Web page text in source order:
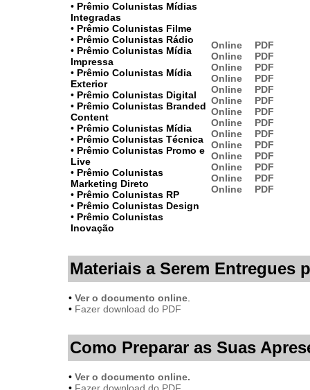
• Prêmio Colunistas Mídias
Integradas
• Prêmio Colunistas Filme
• Prêmio Colunistas Rádio
• Prêmio Colunistas Mídia
Impressa
• Prêmio Colunistas Mídia
Exterior
• Prêmio Colunistas Digital
• Prêmio Colunistas Branded
Content
• Prêmio Colunistas Mídia
• Prêmio Colunistas Técnica
• Prêmio Colunistas Promo e
Live
• Prêmio Colunistas
Marketing Direto
• Prêmio Colunistas RP
• Prêmio Colunistas Design
• Prêmio Colunistas
Inovação
Online
Online
Online
Online
Online
Online
Online
Online
Online
Online
Online
Online
Online
Online
PDF
PDF
PDF
PDF
PDF
PDF
PDF
PDF
PDF
PDF
PDF
PDF
PDF
PDF
Materiais a Serem Entregues
• Ver o documento online
• Fazer download do PDF
Como Preparar as Suas
• Ver o documento online.